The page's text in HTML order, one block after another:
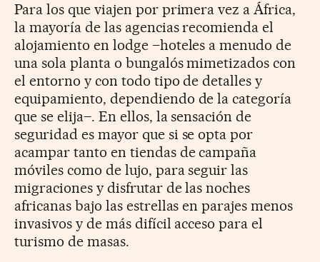
Para los que viajen por primera vez a África,
la mayoría de las agencias recomienda el
alojamiento en lodge –hoteles a menudo de
una sola planta o bungalós mimetizados con
el entorno y con todo tipo de detalles y
equipamiento, dependiendo de la categoría
que se elija–. En ellos, la sensación de
seguridad es mayor que si se opta por
acampar tanto en tiendas de campaña
móviles como de lujo, para seguir las
migraciones y disfrutar de las noches
africanas bajo las estrellas en parajes menos
invasivos y de más difícil acceso para el
turismo de masas.